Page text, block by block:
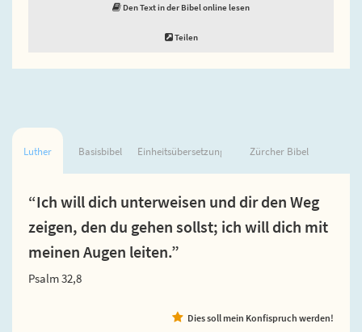
Den Text in der Bibel online lesen
Teilen
Luther Basisbibel Einheitsübersetzung Zürcher Bibel
“Ich will dich unterweisen und dir den Weg
zeigen, den du gehen sollst; ich will dich mit
meinen Augen leiten.”
Psalm 32,8
Dies soll mein Konfispruch werden!